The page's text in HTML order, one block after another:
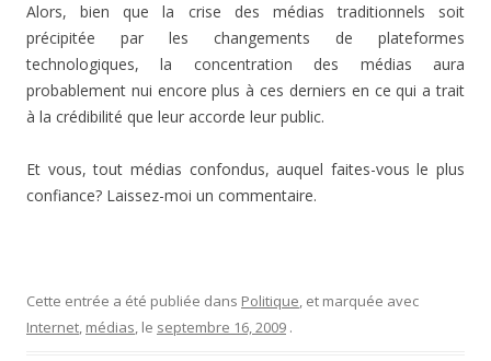
Alors, bien que la crise des médias traditionnels soit
précipitée par les changements de plateformes
technologiques, la concentration des médias aura
probablement nui encore plus à ces derniers en ce qui a trait
à la crédibilité que leur accorde leur public.
Et vous, tout médias confondus, auquel faites-vous le plus
confiance? Laissez-moi un commentaire.
Cette entrée a été publiée dans Politique, et marquée avec
Internet, médias, le septembre 16, 2009 .